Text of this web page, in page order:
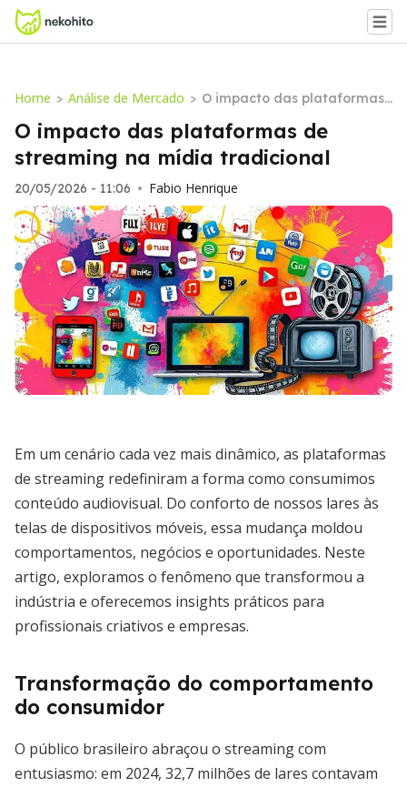
Home > Análise de Mercado > O impacto das plataformas
de streaming na mídia tradi
cional
O impacto das plataformas de
streaming na mídia tradicional
20/05/2026 - 11:06 • Fabio Henrique
Em um cenário cada vez mais dinâmico, as plataformas
de streaming redefiniram a forma como consumimos
conteúdo audiovisual. Do conforto de nossos lares às
telas de dispositivos móveis, essa mudança moldou
comportamentos, negócios e oportunidades. Neste
artigo, exploramos o fenômeno que transformou a
indústria e oferecemos insights práticos para
profissionais criativos e empresas.
Transformação do comportamento
do consumidor
O público brasileiro abraçou o streaming com
entusiasmo: em 2024, 32,7 milhões de lares contavam